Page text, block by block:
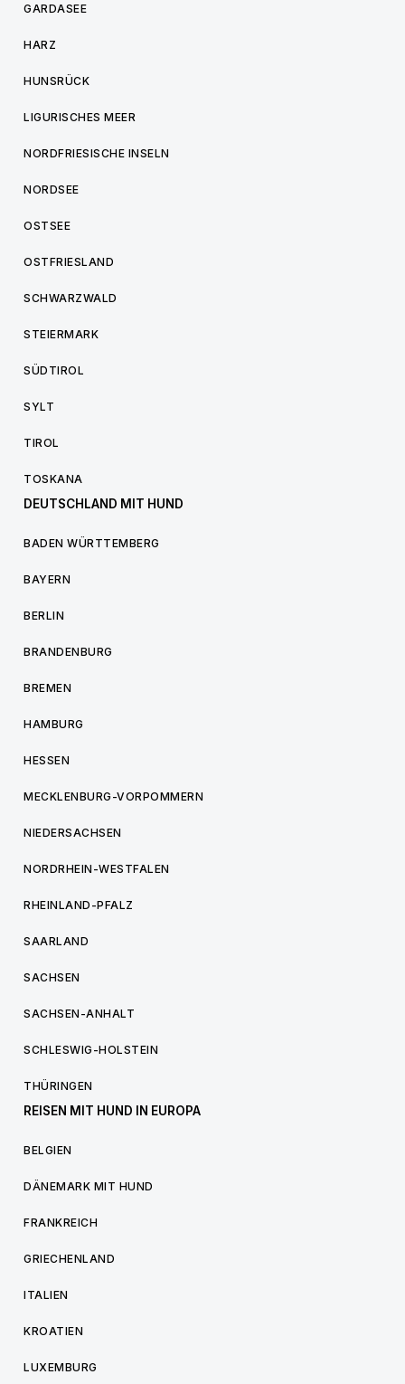
GARDASEE
HARZ
HUNSRÜCK
LIGURISCHES MEER
NORDFRIESISCHE INSELN
NORDSEE
OSTSEE
OSTFRIESLAND
SCHWARZWALD
STEIERMARK
SÜDTIROL
SYLT
TIROL
TOSKANA
DEUTSCHLAND MIT HUND
BADEN WÜRTTEMBERG
BAYERN
BERLIN
BRANDENBURG
BREMEN
HAMBURG
HESSEN
MECKLENBURG-VORPOMMERN
NIEDERSACHSEN
NORDRHEIN-WESTFALEN
RHEINLAND-PFALZ
SAARLAND
SACHSEN
SACHSEN-ANHALT
SCHLESWIG-HOLSTEIN
THÜRINGEN
REISEN MIT HUND IN EUROPA
BELGIEN
DÄNEMARK MIT HUND
FRANKREICH
GRIECHENLAND
ITALIEN
KROATIEN
LUXEMBURG